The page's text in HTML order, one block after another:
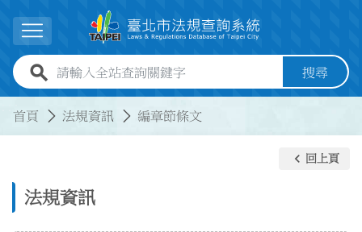
展開選單
全站查詢關鍵字欄位 搜尋
首頁 法規資訊 編章節條文
法規資訊
keyboard_arrow_left 回上頁